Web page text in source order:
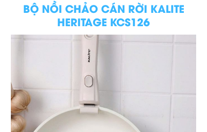
BỘ NỒI CHẢO CÁN RỜI KALITE
HERITAGE KCS126